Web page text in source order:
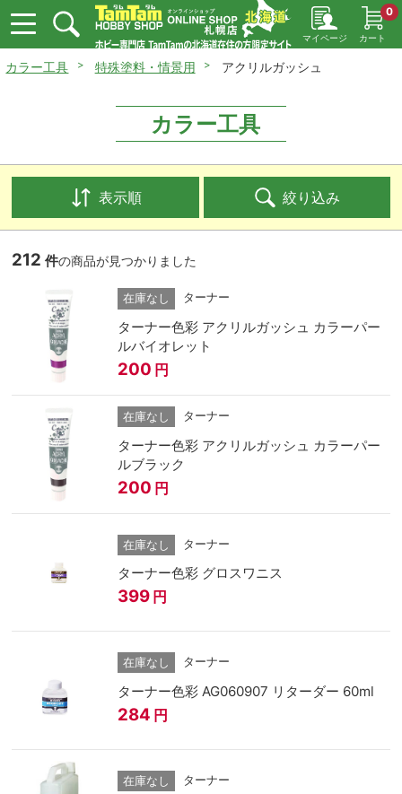
マイページ カート
0
カラー工具 特殊塗料・情景用 アクリルガッシュ
カラー工具
表示順 絞り込み
212 件の商品が見つかりました
在庫なし ターナー
ターナー色彩 アクリルガッシュ カラーパー
ルバイオレット
200 円
在庫なし ターナー
ターナー色彩 アクリルガッシュ カラーパー
ルブラック
200 円
在庫なし ターナー
ターナー色彩 グロスワニス
399 円
在庫なし ターナー
ターナー色彩 AG060907 リターダー 60ml
284 円
在庫なし ターナー